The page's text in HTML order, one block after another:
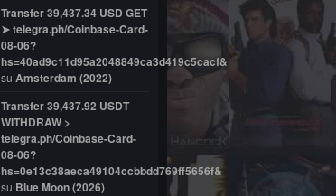
Transfer 39,437.34 USD GET
➤ telegra.ph/Coinbase-Card-
08-06?
hs=40ad9c11d95a2048849ca3d419c5cacf&
su Amsterdam (2022)
Transfer 39,437.92 USDT
WITHDRAW >
telegra.ph/Coinbase-Card-
08-06?
hs=0e13c38aeca49104ccbbdd769ff5656f&
su Blue Moon (2026)